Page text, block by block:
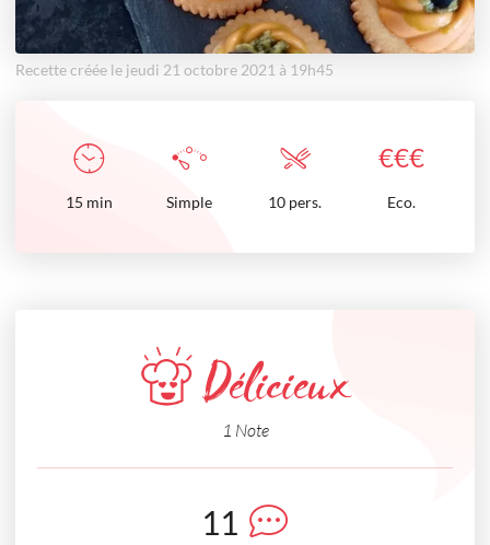
Recette créée le jeudi 21 octobre 2021 à 19h45
€€€
15 min Simple 10 pers. Eco.
Délicieux
1 Note
11